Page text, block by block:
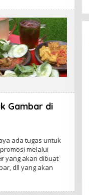
Gambar di
ada tugas untuk
melalui
yang akan dibuat
dll yang akan